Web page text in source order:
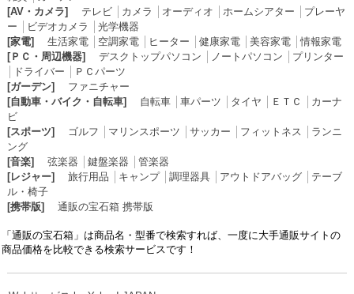
[AV・カメラ]
テレビ│ カメラ オーディオ ホームシアター
プレーヤ
ー
ビデオカメラ
光学機器
[家電]
生活家電│ 空調家電│ ヒーター 健康家電│ 美容家電│情報家電
[ＰＣ・周辺機器]
デスクトップパソコン ノートパソコン
プリンター
ドライバー
ＰＣパーツ
[ガーデン]
ファニチャー
[自動車・バイク・自転車]
自転車│ 車パーツ タイヤ ＥＴＣ
カーナ
ビ
[スポーツ]
ゴルフ マリンスポーツ サッカー フィットネス
ランニ
ング
[音楽]
弦楽器 鍵盤楽器
管楽器
[レジャー]
旅行用品 キャンプ│ 調理器具│ アウトドアバッグ│ テーブ
ル・椅子
[携帯版]
通販の宝石箱 携帯版
「通販の宝石箱」は商品名・型番で検索すれば、一度に大手通販サイトの
商品価格を比較できる検索サービスです！